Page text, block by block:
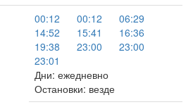
00:12 00:12
06:29
14:52
15:41
16:36
19:38
23:00
23:00
23:01
Дни: ежедневно
Остановки: везде